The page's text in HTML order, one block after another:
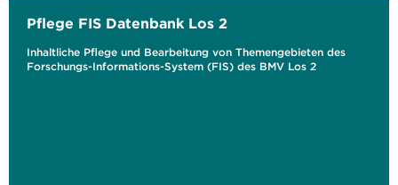
Pflege FIS Datenbank Los 2
Inhaltliche Pflege und Bearbeitung von Themengebieten des
Forschungs-Informations-System (FIS) des BMV Los 2